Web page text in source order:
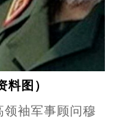
图）
袖军事顾问穆